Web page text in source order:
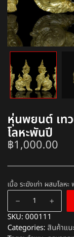
หุ่นพยนต์ เท
โลหะพันปี
฿1,000.00
เนื้อ ระฆังเก่า ผสมโลห
SKU: 000111
Categories: สินค้าแน